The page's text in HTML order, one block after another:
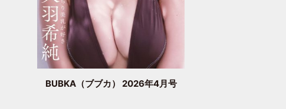
BUBKA（ブブカ） 2026年4月号